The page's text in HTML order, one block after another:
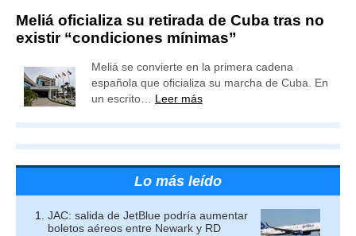
Meliá oficializa su retirada de Cuba tras no
existir “condiciones mínimas”
Meliá se convierte en la primera cadena
española que oficializa su marcha de Cuba. En
un escrito… Leer más
Lo más leído
JAC: salida de JetBlue podría aumentar
boletos aéreos entre Newark y RD